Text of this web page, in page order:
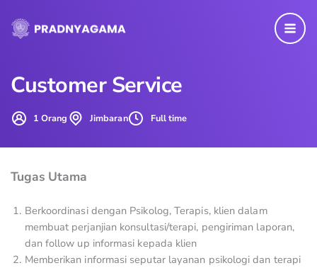
content
Customer Service
1 Orang Jimbaran Full time
Tugas Utama
Berkoordinasi dengan Psikolog, Terapis, klien dalam
membuat perjanjian konsultasi/terapi, pengiriman laporan,
dan follow up informasi kepada klien
Memberikan informasi seputar layanan psikologi dan terapi